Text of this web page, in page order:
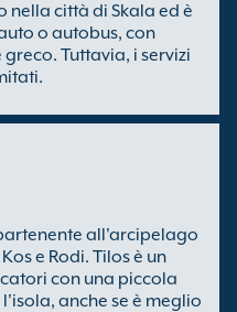
città di Skala ed è
o autobus, con
Tuttavia, i servizi
all'arcipelago
e Rodi. Tilos è un
con una piccola
anche se è meglio